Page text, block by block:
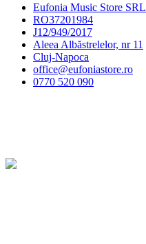
Eufonia Music Store SRL
RO37201984
J12/949/2017
Aleea Albăstrelelor, nr 11
Cluj-Napoca
office@eufoniastore.ro
0770 520 090